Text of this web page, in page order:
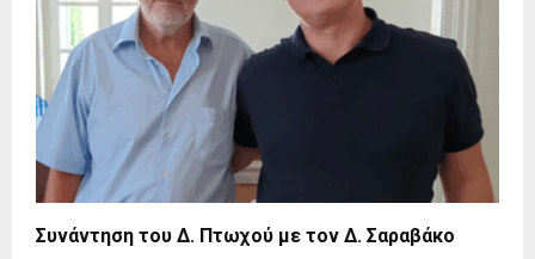
Συνάντηση του Δ. Πτωχού με τον Δ. Σαραβάκο